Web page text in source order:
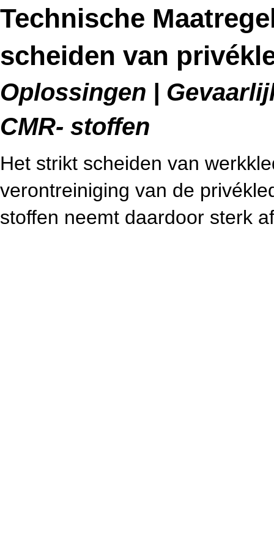
Technische
scheiden van
Oplossingen |
CMR- stoffen
Het strikt scheiden van
verontreiniging van de
stoffen neemt daardoor sterk